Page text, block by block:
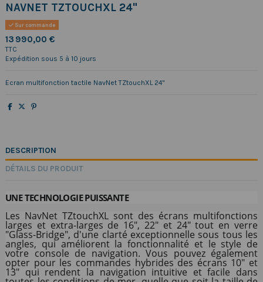
NAVNET TZTOUCHXL 24"
Sur commande
13 990,00 €
TTC
Expédition sous 5 à 10 jours
Ecran multifonction tactile NavNet TZtouchXL 24"
DESCRIPTION
DÉTAILS DU PRODUIT
UNE TECHNOLOGIE PUISSANTE
Les NavNet TZtouchXL sont des écrans multifonctions
larges et extra-larges de 16", 22" et 24" tout en verre
"Glass-Bridge", d'une clarté exceptionnelle sous tous les
angles, qui améliorent la fonctionnalité et le style de
votre console de navigation. Vous pouvez également
opter pour les commandes hybrides des écrans 10" et
13" qui rendent la navigation intuitive et facile dans